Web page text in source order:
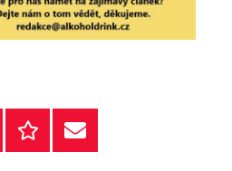
Redakční
kontakty
E-
mail